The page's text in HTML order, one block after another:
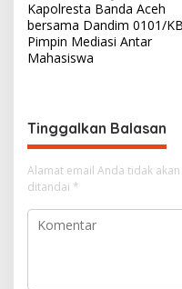
a
v
a
s
i
p
o
Kapolresta Banda Aceh
bersama Dandim 0101/
Pimpin Mediasi Antar
Mahasiswa
Tinggalkan Balasan
Alamat email Anda tidak
ditandai *